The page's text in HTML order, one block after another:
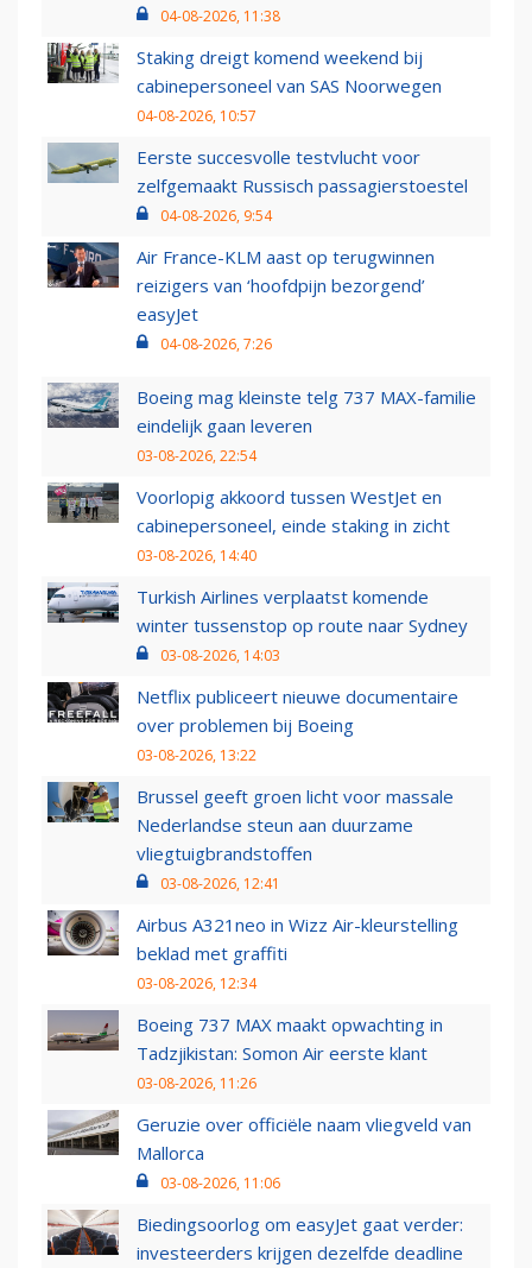
04-08-2026, 11:38
Staking dreigt komend weekend bij
cabinepersoneel van SAS Noorwegen
04-08-2026, 10:57
Eerste succesvolle testvlucht voor
zelfgemaakt Russisch passagierstoestel
04-08-2026, 9:54
Air France-KLM aast op terugwinnen
reizigers van ‘hoofdpijn bezorgend’
easyJet
04-08-2026, 7:26
Boeing mag kleinste telg 737 MAX-familie
eindelijk gaan leveren
03-08-2026, 22:54
Voorlopig akkoord tussen WestJet en
cabinepersoneel, einde staking in zicht
03-08-2026, 14:40
Turkish Airlines verplaatst komende
winter tussenstop op route naar Sydney
03-08-2026, 14:03
Netflix publiceert nieuwe documentaire
over problemen bij Boeing
03-08-2026, 13:22
Brussel geeft groen licht voor massale
Nederlandse steun aan duurzame
vliegtuigbrandstoffen
03-08-2026, 12:41
Airbus A321neo in Wizz Air-kleurstelling
beklad met graffiti
03-08-2026, 12:34
Boeing 737 MAX maakt opwachting in
Tadzjikistan: Somon Air eerste klant
03-08-2026, 11:26
Geruzie over officiële naam vliegveld van
Mallorca
03-08-2026, 11:06
Biedingsoorlog om easyJet gaat verder:
investeerders krijgen dezelfde deadline